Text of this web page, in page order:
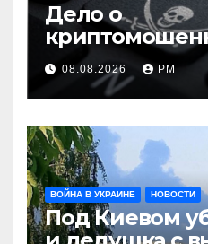
Дело о
оборачивают
терроризму
08.08.2026 РМ
ВОЙНА В УКРАИНЕ НОВОСТИ
Под Киевом